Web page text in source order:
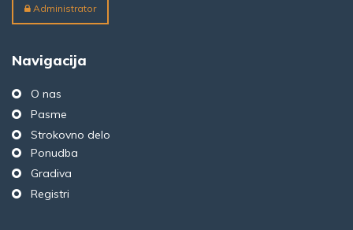
Administrator
Navigacija
O nas
Pasme
Strokovno delo
Ponudba
Gradiva
Registri